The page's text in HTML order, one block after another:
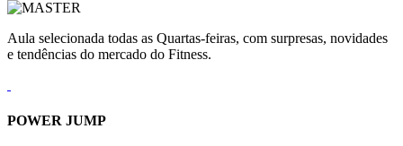
Aula selecionada todas as Quartas-feiras, com surpresas, novidades
e tendências do mercado do Fitness.
POWER JUMP